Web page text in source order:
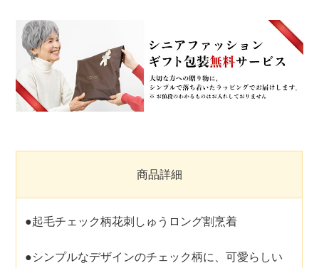
商品詳細
●起毛チェック柄花刺しゅうロング割烹着
●シンプルなデザインのチェック柄に、可愛らしい